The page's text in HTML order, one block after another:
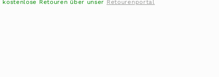
Retouren über unser Retourenportal